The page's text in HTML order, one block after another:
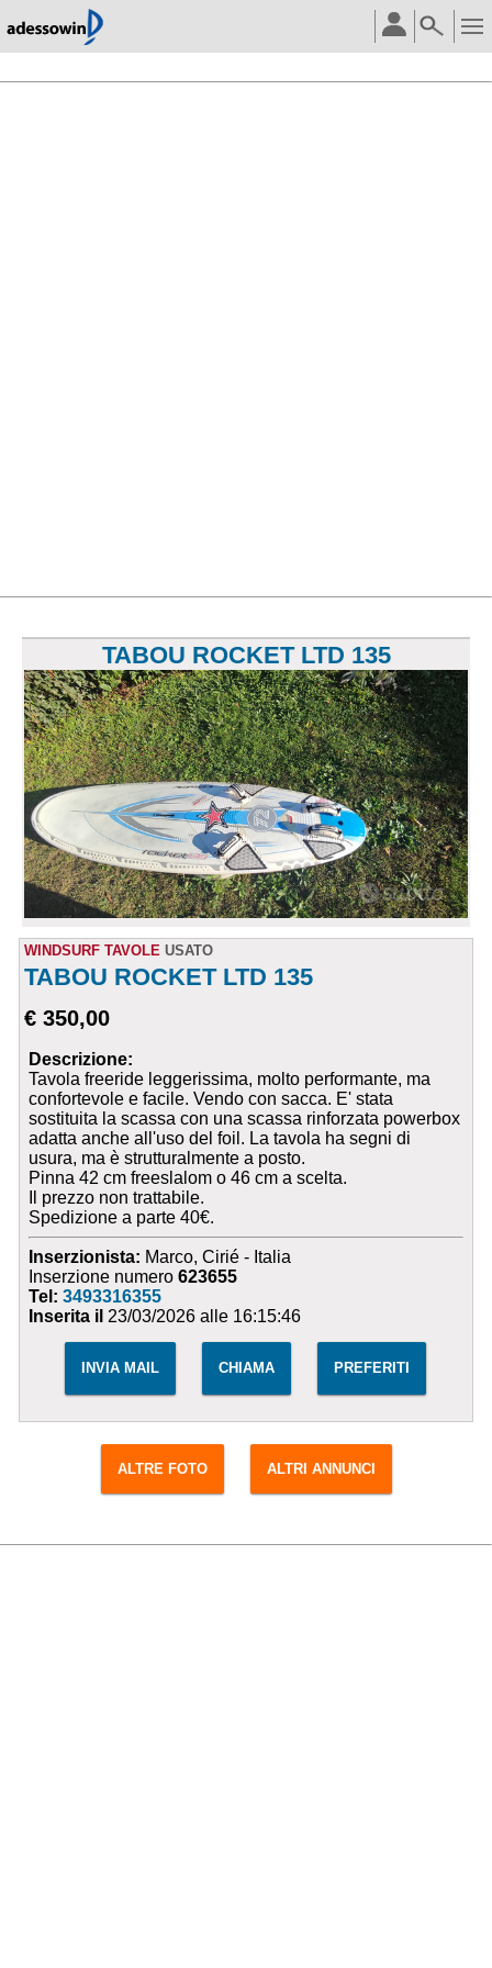
TABOU ROCKET LTD 135
WINDSURF TAVOLE USATO
TABOU ROCKET LTD 135
€ 350,00
Descrizione:
Tavola freeride leggerissima, molto performante, ma
confortevole e facile. Vendo con sacca. E' stata
sostituita la scassa con una scassa rinforzata powerbox
adatta anche all'uso del foil. La tavola ha segni di
usura, ma è strutturalmente a posto.
Pinna 42 cm freeslalom o 46 cm a scelta.
Il prezzo non trattabile.
Spedizione a parte 40€.
Inserzionista: Marco, Cirié - Italia
Inserzione numero623655
Tel:3493316355
Inserita il 23/03/2026 alle 16:15:46
INVIA MAIL CHIAMA PREFERITI
ALTRE FOTO ALTRI ANNUNCI